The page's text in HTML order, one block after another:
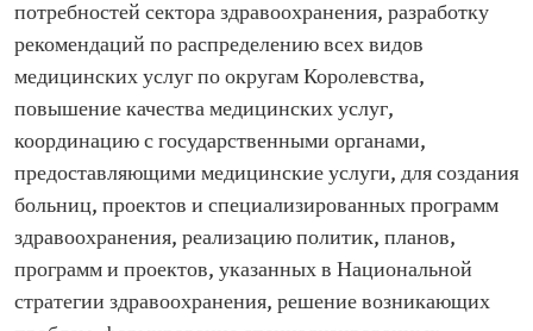
потребностей сектора здравоохранения, разработку
рекомендаций по распределению всех видов
медицинских услуг по округам Королевства,
повышение качества медицинских услуг,
координацию с государственными органами,
предоставляющими медицинские услуги, для создания
больниц, проектов и специализированных программ
здравоохранения, реализацию политик, планов,
программ и проектов, указанных в Национальной
стратегии здравоохранения, решение возникающих